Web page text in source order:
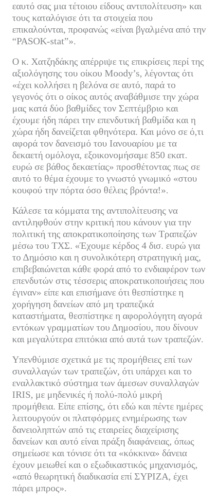
εαυτό σας μια τέτοιου είδους αντιπολίτευση» και
τους καταλόγισε ότι τα στοιχεία που
επικαλούνται, προφανώς «είναι βγαλμένα από την
“PASOK-stat”».
Ο κ. Χατζηδάκης απέρριψε τις επικρίσεις περί της
αξιολόγησης του οίκου Moody’s, λέγοντας ότι
«έχει κολλήσει η βελόνα σε αυτό, παρά το
γεγονός ότι ο οίκος αυτός αναβάθμισε την χώρα
μας κατά δύο βαθμίδες τον Σεπτέμβριο και
έχουμε ήδη πάρει την επενδυτική βαθμίδα και η
χώρα ήδη δανείζεται φθηνότερα. Και μόνο σε ό,τι
αφορά τον δανεισμό του Ιανουαρίου με τα
δεκαετή ομόλογα, εξοικονομήσαμε 850 εκατ.
ευρώ σε βάθος δεκαετίας» προσθέτοντας πως σε
αυτό το θέμα έχουμε το γνωστό γνωμικό «στου
κουφού την πόρτα όσο θέλεις βρόντα!».
Κάλεσε τα κόμματα της αντιπολίτευσης να
αντιληφθούν στην κριτική που κάνουν για την
πολιτική της αποκρατικοποίησης των Τραπεζών
μέσω του ΤΧΣ. «Έχουμε κέρδος 4 δισ. ευρώ για
το Δημόσιο και η συνολικότερη στρατηγική μας,
επιβεβαιώνεται κάθε φορά από το ενδιαφέρον των
επενδυτών στις τέσσερις αποκρατικοποιήσεις που
έγιναν» είπε και επισήμανε ότι θεσπίστηκε η
χορήγηση δανείων από μη τραπεζικά
καταστήματα, θεσπίστηκε η αφορολόγητη αγορά
εντόκων γραμματίων του Δημοσίου, που δίνουν
και μεγαλύτερα επιτόκια από αυτά των τραπεζών.
Υπενθύμισε σχετικά με τις προμήθειες επί των
συναλλαγών των τραπεζών, ότι υπάρχει και το
εναλλακτικό σύστημα των άμεσων συναλλαγών
IRIS, με μηδενικές ή πολύ-πολύ μικρή
προμήθεια. Είπε επίσης, ότι εδώ και πέντε ημέρες
λειτουργούν οι πλατφόρμες ενημέρωσης των
δανειοληπτών από τις εταιρείες διαχείρισης
δανείων και αυτό είναι πράξη διαφάνειας, όπως
σημείωσε και τόνισε ότι τα «κόκκινα» δάνεια
έχουν μειωθεί και ο εξωδικαστικός μηχανισμός,
«από θεωρητική διαδικασία επί ΣΥΡΙΖΑ, έχει
πάρει μπρος».